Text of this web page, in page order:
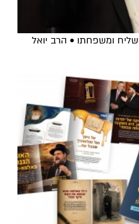
ומשפחתו • הרב יואל